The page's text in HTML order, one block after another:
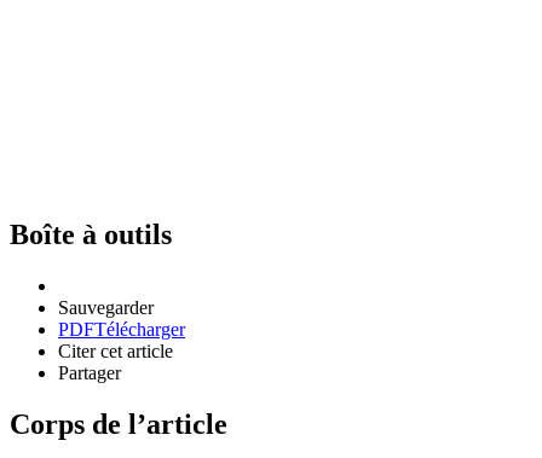
Boîte à outils
Sauvegarder
PDFTélécharger
Citer cet article
Partager
Corps de l’article